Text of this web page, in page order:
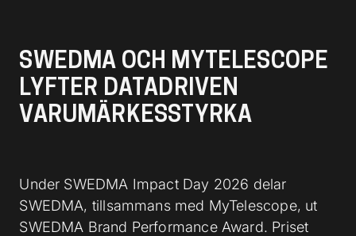
SWEDMA OCH MYTELESCOPE
LYFTER DATADRIVEN
VARUMÄRKESSTYRKA
Under SWEDMA Impact Day 2026 delar
SWEDMA, tillsammans med MyTelescope, ut
SWEDMA Brand Performance Award. Priset